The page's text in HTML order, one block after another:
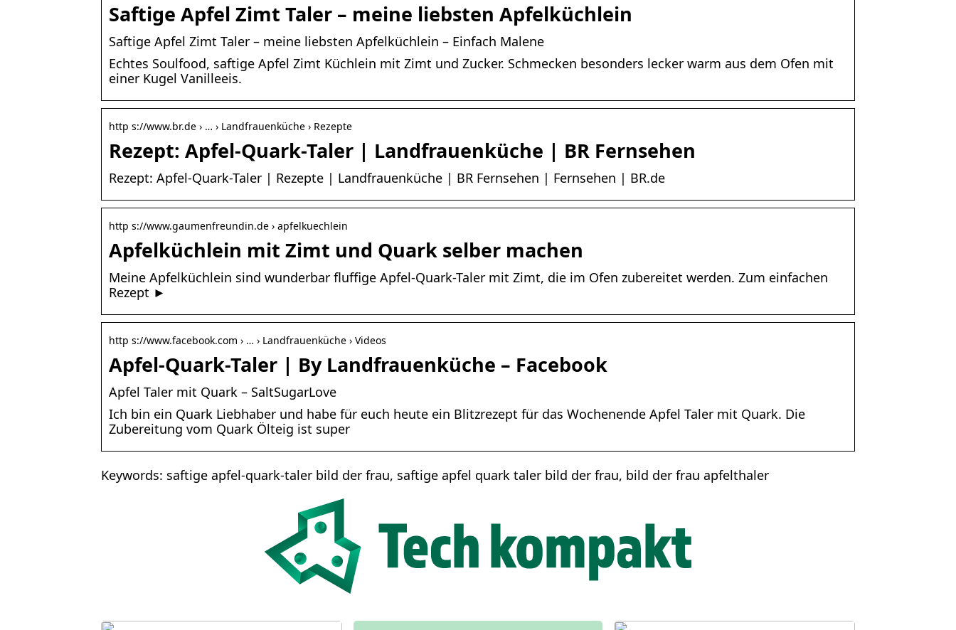
Saftige Apfel Zimt Taler – meine liebsten Apfelküchlein
Saftige Apfel Zimt Taler – meine liebsten Apfelküchlein – Einfach Malene
Echtes Soulfood, saftige Apfel Zimt Küchlein mit Zimt und Zucker. Schmecken besonders lecker warm aus dem Ofen mit
einer Kugel Vanilleeis.
http s://www.br.de › … › Landfrauenküche › Rezepte
Rezept: Apfel-Quark-Taler | Landfrauenküche | BR Fernsehen
Rezept: Apfel-Quark-Taler | Rezepte | Landfrauenküche | BR Fernsehen | Fernsehen | BR.de
http s://www.gaumenfreundin.de › apfelkuechlein
Apfelküchlein mit Zimt und Quark selber machen
Meine Apfelküchlein sind wunderbar fluffige Apfel-Quark-Taler mit Zimt, die im Ofen zubereitet werden. Zum einfachen
Rezept ►
http s://www.facebook.com › … › Landfrauenküche › Videos
Apfel-Quark-Taler | By Landfrauenküche – Facebook
Apfel Taler mit Quark – SaltSugarLove
Ich bin ein Quark Liebhaber und habe für euch heute ein Blitzrezept für das Wochenende Apfel Taler mit Quark. Die
Zubereitung vom Quark Ölteig ist super
Keywords: saftige apfel-quark-taler bild der frau, saftige apfel quark taler bild der frau, bild der frau apfelthaler